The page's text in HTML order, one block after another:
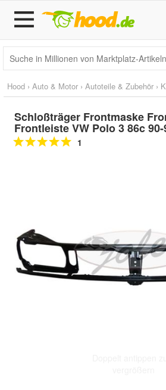
Hood › Auto & Motor › Autoteile & Zubehör ›
Schloßträger Frontmaske
Frontleiste VW Polo 3 86c
1